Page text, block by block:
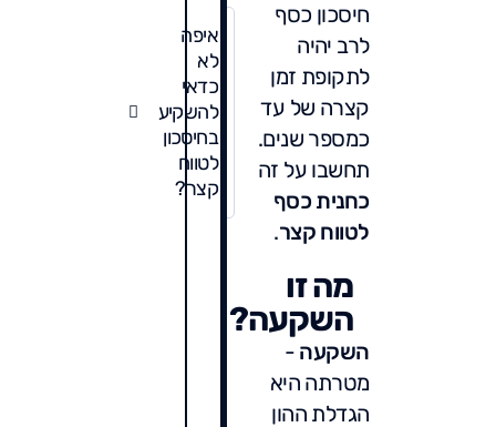
חיסכון כסף
לרב יהיה
לתקופת זמן
קצרה של עד
כמספר שנים.
תחשבו על זה
כחנית כסף
לטווח קצר.
מה זו
השקעה?
השקעה -
מטרתה היא
הגדלת ההון
איפה
לא
כדאי
להשקיע
בחיסכון
לטווח
קצר?